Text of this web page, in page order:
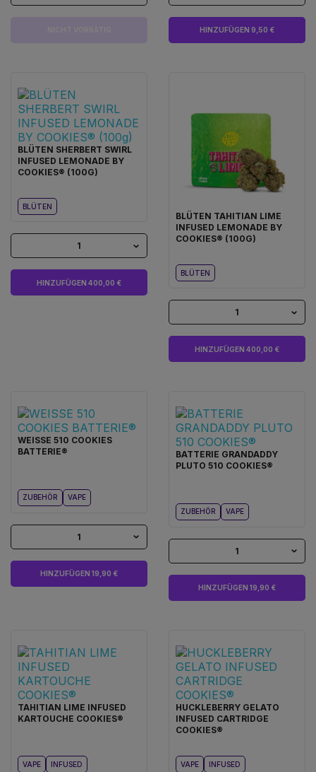
HINZUFÜGEN 9,50 €
BLÜTEN SHERBERT SWIRL
INFUSED LEMONADE BY
COOKIES® (100G)
BLÜTEN
1
HINZUFÜGEN 400,00 €
BLÜTEN TAHITIAN LIME
INFUSED LEMONADE BY
COOKIES® (100G)
BLÜTEN
1
HINZUFÜGEN 400,00 €
WEISSE 510 COOKIES
BATTERIE®
ZUBEHÖR VAPE
1
HINZUFÜGEN 19,90 €
BATTERIE GRANDADDY
PLUTO 510 COOKIES®
ZUBEHÖR VAPE
1
HINZUFÜGEN 19,90 €
TAHITIAN LIME INFUSED
KARTOUCHE COOKIES®
VAPE INFUSED
HUCKLEBERRY GELATO
INFUSED CARTRIDGE
COOKIES®
VAPE INFUSED